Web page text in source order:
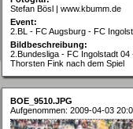
Stefan Bösl | www.kbumm.de
Event:
2.BL - FC Augsburg - FC
Bildbeschreibung:
2.Bundesliga - FC Ingolstadt 04
Thorsten Fink nach dem Spiel
BOE_9510.JPG
Aufgenommen: 2009-04-03